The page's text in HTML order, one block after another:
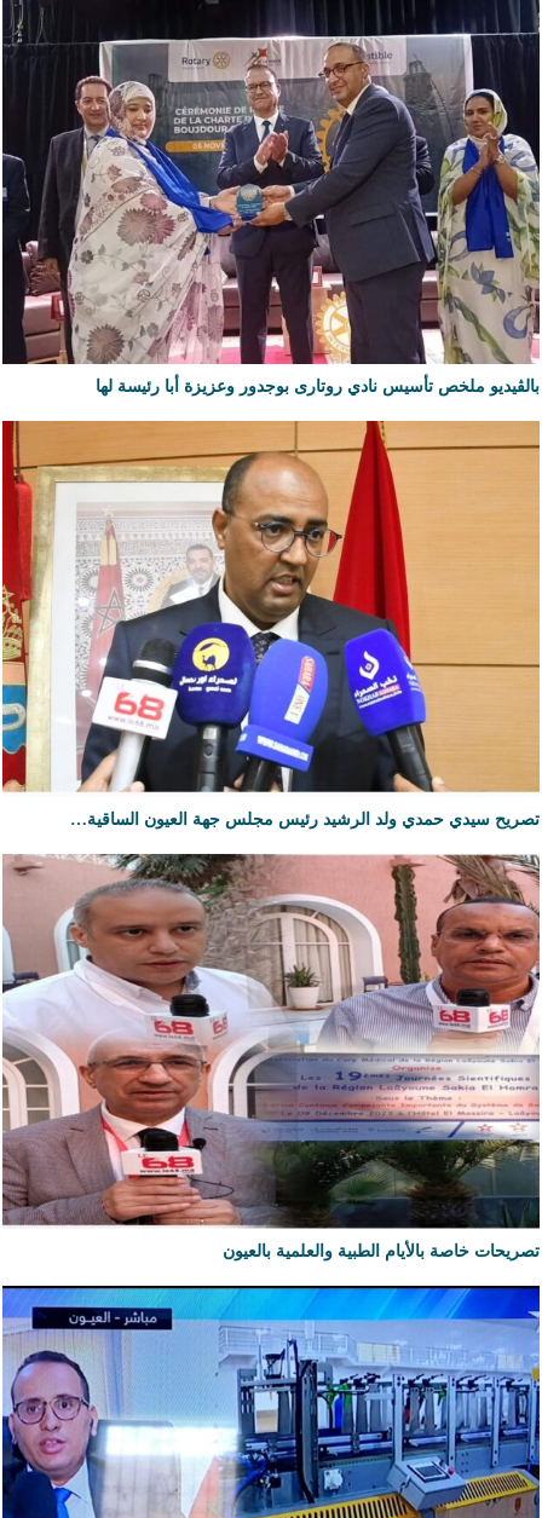
بالڨيديو ملخص تأسيس نادي روتارى بوجدور وعزيزة أبا رئيسة لها
تصريح سيدي حمدي ولد الرشيد رئيس مجلس جهة العيون الساقية…
تصريحات خاصة بالأيام الطبية والعلمية بالعيون